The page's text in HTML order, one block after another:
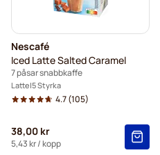
Nescafé
Iced Latte Salted Caramel
7 påsar snabbkaffe
Latte 5 Styrka
4.7(105)
38,00 kr
5,43 kr/ kopp